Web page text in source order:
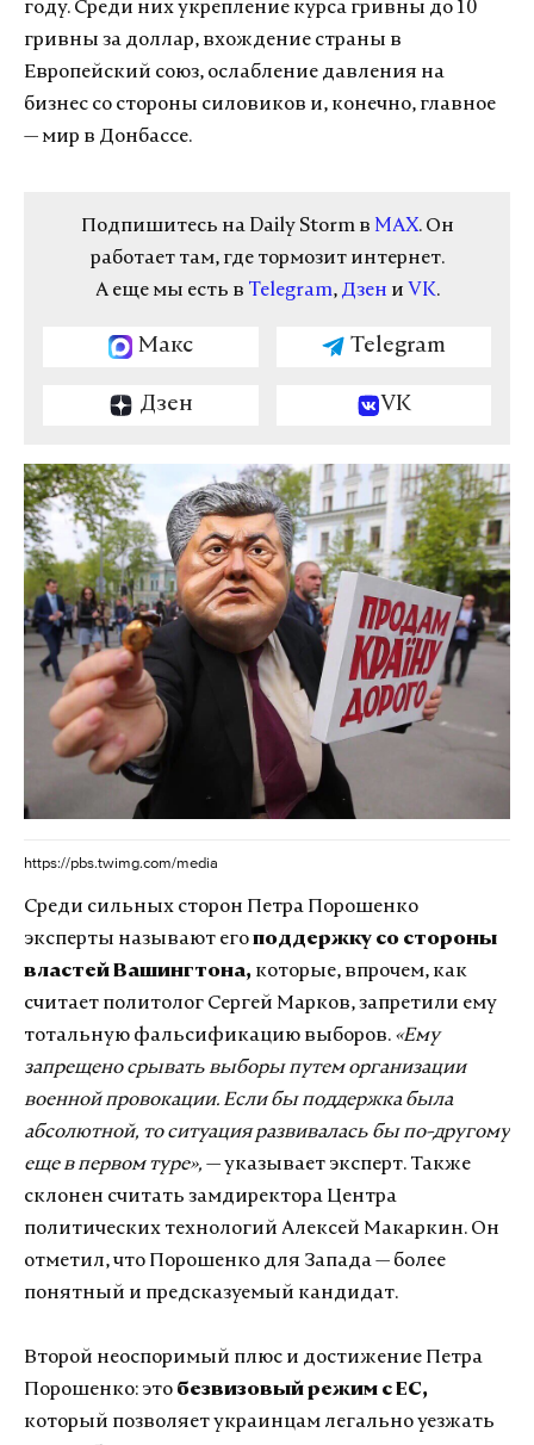
году. Среди них укрепление курса гривны до 10
гривны за доллар, вхождение страны в
Европейский союз, ослабление давления на
бизнес со стороны силовиков и, конечно, главное
— мир в Донбассе.
Подпишитесь на Daily Storm в MAX. Он
работает там, где тормозит интернет.
А еще мы есть в Telegram, Дзен и VK.
Макс Telegram
Дзен VK
https://pbs.twimg.com/media
Среди сильных сторон Петра Порошенко
эксперты называют егоподдержку со стороны
властей Вашингтона, которые, впрочем, как
считает политолог Сергей Марков, запретили ему
тотальную фальсификацию выборов. «Ему
запрещено срывать выборы путем организации
военной провокации. Если бы поддержка была
абсолютной, то ситуация развивалась бы по-другому
еще в первом туре», — указывает эксперт. Также
склонен считать замдиректора Центра
политических технологий Алексей Макаркин. Он
отметил, что Порошенко для Запада — более
понятный и предсказуемый кандидат.
Второй неоспоримый плюс и достижение Петра
Порошенко: это безвизовый режим с ЕС,
который позволяет украинцам легально уезжать